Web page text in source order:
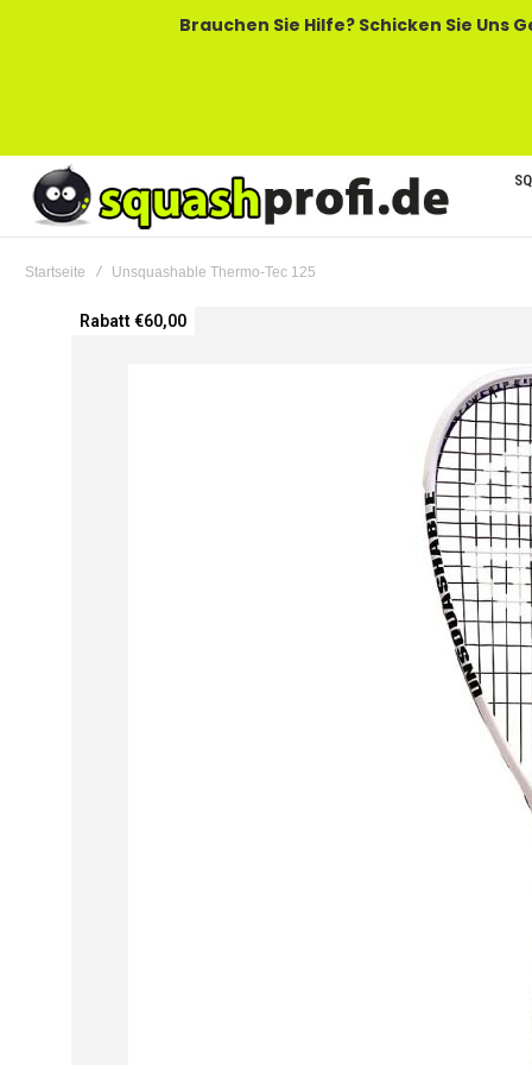
Brauchen Sie Hilfe? Schicken Sie Uns Gerne
Startseite Unsquashable Thermo-Tec 125
Zum
Rabatt €60,00